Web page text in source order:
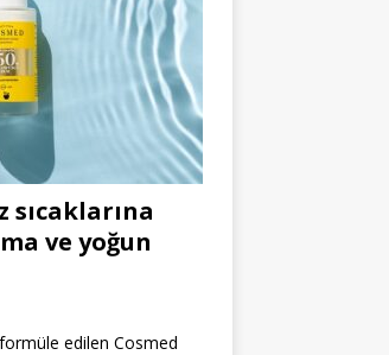
sıcaklarına
ve yoğun
edilen Cosmed